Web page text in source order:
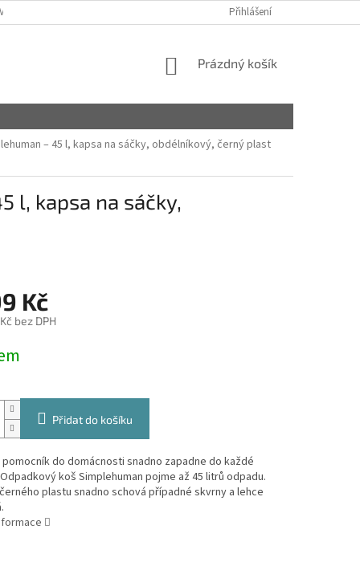
Přihlášení
NÁKUPNÍ
Prázdný košík
– 45 l, kapsa na sáčky, obdélníkový, černý plast
l, kapsa na sáčky,
Kč
bez DPH
Přidat do košíku
do domácnosti snadno zapadne do každé
koš Simplehuman pojme až 45 litrů odpadu.
plastu snadno schová případné skvrny a lehce